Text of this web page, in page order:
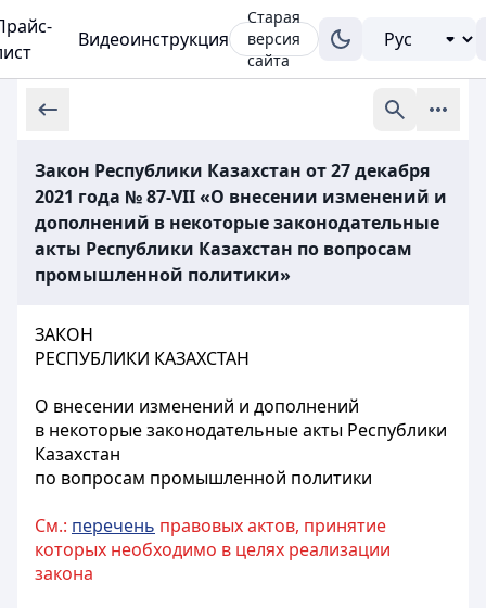
Видеоинструкция
Старая
версия
сайта
Закон Республики Казахстан от 27 декабря
2021 года № 87-VII «О внесении изменений и
дополнений в некоторые законодательные
акты Республики Казахстан по вопросам
промышленной политики»
ЗАКОН
РЕСПУБЛИКИ КАЗАХСТАН
О внесении изменений и дополнений
в некоторые законодательные акты Республики
Казахстан
по вопросам промышленной политики
См.: перечень правовых актов, принятие
которых необходимо в целях реализации
закона